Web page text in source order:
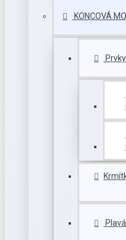
KONCOVÁ